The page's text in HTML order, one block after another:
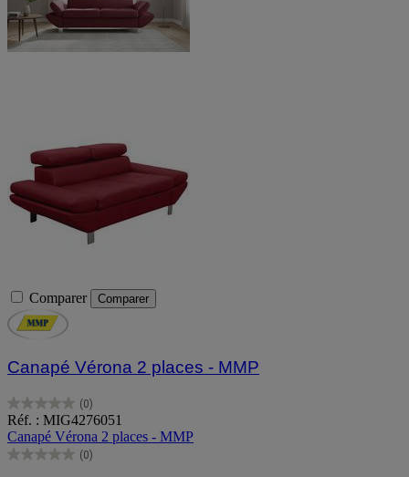
Comparer Comparer
Canapé Vérona 2 places - MMP
(0)
0.0
sur
5
étoiles.
Réf. : MIG4276051
Canapé Vérona 2 places - MMP
(0)
0.0